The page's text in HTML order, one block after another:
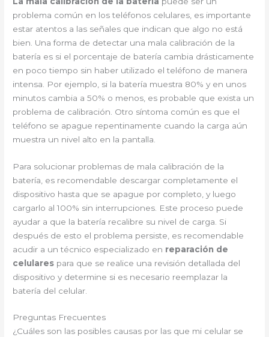
problema común en los teléfonos celulares, es importante
estar atentos a las señales que indican que algo no está
bien. Una forma de detectar una mala calibración de la
batería es si el porcentaje de batería cambia drásticamente
en poco tiempo sin haber utilizado el teléfono de manera
intensa. Por ejemplo, si la batería muestra 80% y en unos
minutos cambia a 50% o menos, es probable que exista un
problema de calibración. Otro síntoma común es que el
teléfono se apague repentinamente cuando la carga aún
muestra un nivel alto en la pantalla.
Para solucionar problemas de mala calibración de la
batería, es recomendable descargar completamente el
dispositivo hasta que se apague por completo, y luego
cargarlo al 100% sin interrupciones. Este proceso puede
ayudar a que la batería recalibre su nivel de carga. Si
después de esto el problema persiste, es recomendable
acudir a un técnico especializado en reparación de
celulares para que se realice una revisión detallada del
dispositivo y determine si es necesario reemplazar la
batería del celular.
Preguntas Frecuentes
¿Cuáles son las posibles causas por las que mi celular se